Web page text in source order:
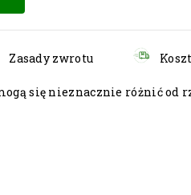
Zasady zwrotu
się nieznacznie różnić od